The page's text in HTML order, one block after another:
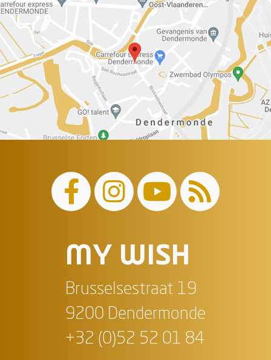
MY WISH
Brusselsestraat 19
9200 Dendermonde
+32 (0)52 52 01 84